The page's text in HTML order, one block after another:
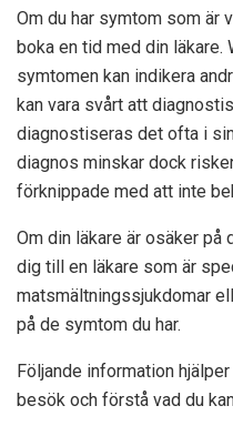
Om du har symtom som är
boka en tid med din
symtomen kan indikera
kan vara svårt att
diagnostiseras det ofta i
diagnos minskar dock
förknippade med att inte
Om din läkare är osäker på
dig till en läkare som är
matsmältningssjukdomar
på de symtom du har.
Följande information
besök och förstå vad du